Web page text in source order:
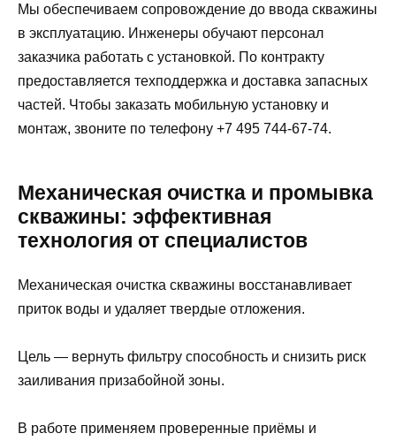
Мы обеспечиваем сопровождение до ввода скважины
в эксплуатацию. Инженеры обучают персонал
заказчика работать с установкой. По контракту
предоставляется техподдержка и доставка запасных
частей. Чтобы заказать мобильную установку и
монтаж, звоните по телефону +7 495 744-67-74.
Механическая очистка и промывка
скважины: эффективная
технология от специалистов
Механическая очистка скважины восстанавливает
приток воды и удаляет твердые отложения.
Цель — вернуть фильтру способность и снизить риск
заиливания призабойной зоны.
В работе применяем проверенные приёмы и